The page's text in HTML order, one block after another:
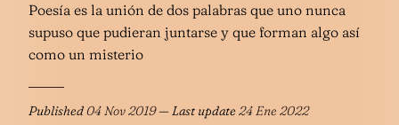
Poesía es la unión de dos palabras que uno nunca
supuso que pudieran juntarse y que forman algo así
como un misterio
Published04 Nov 2019— Last update24 Ene 2022